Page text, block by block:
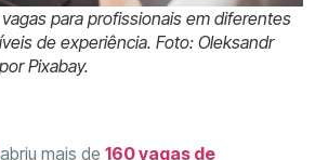
para profissionais em diferentes
de experiência. Foto: Oleksandr
Pixabay.
abriu mais de 160 vagas de